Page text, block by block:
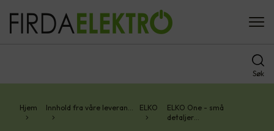
Søk
Hjem Innhold fra våre leveran… ELKO
ELKO One - små
detaljer…